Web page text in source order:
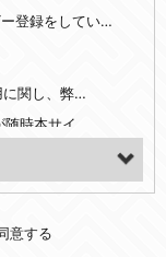
報
会員登録時にソーシャルネットワーキングサービス等の外部サービスとの連携を許可した場合には、その許可の際にご同意いただいた内容に基づき、当該外部サービスでユーザーが利用するIDおよび当該外部サービスのプライバシー設定によりお客様が当社に開示を認めた情報について取得いたします
ユーザーとは所定の登録方法により、ユーザー登録をしていただいた方をいいます。
1) 本規約は、本サイト及び本サービスの利用に関し、弊社及び全てのユーザーに適用されます。>
意する